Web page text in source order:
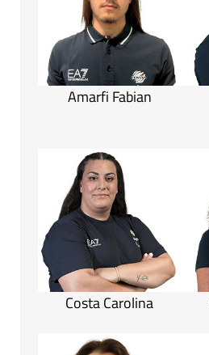
Amarfi Fabian
Costa Carolina